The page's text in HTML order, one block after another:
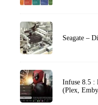
Seagate –
Infuse 8.5 :
(Plex,